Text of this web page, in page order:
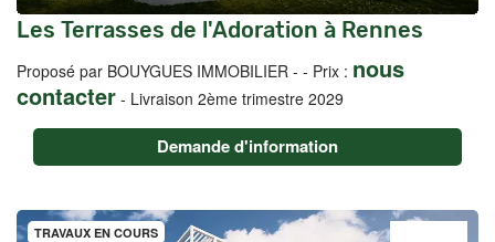
Les Terrasses de l'Adoration à Rennes
Proposé par BOUYGUES IMMOBILIER - - Prix : nous
contacter - Livraison 2ème trimestre 2029
Demande d'information
TRAVAUX EN COURS